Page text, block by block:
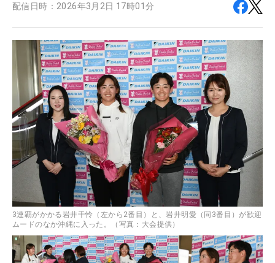
配信日時： 2026年3月2日 17時01分
3連覇がかかる岩井千怜（左から2番目）と、岩井明愛（同3番目）が歓迎
ムードのなか沖縄に入った。（写真：大会提供）